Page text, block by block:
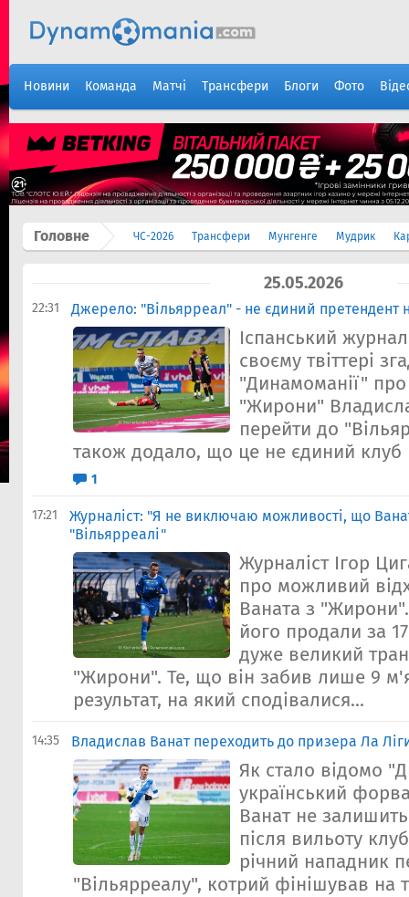
Новини Команда Матчі Трансфери Блоги Фото
Головне ЧС-2026 Трансфери Мунгенге Мудрик
25.05.2026
22:31 Джерело: "Вільярреал" - не єдиний претендент
Іспанський
своєму твіттері
"Динамоманії"
"Жирони"
перейти до
також додало, що це не єдиний клуб
1
17:21
Журналіст: "Я не виключаю можливості, що
"Вільярреалі"
Журналіст Ігор
про можливий
Ваната з
його продали за
дуже великий
"Жирони". Те, що він забив лише 9
результат, на який сподівалися...
14:35 Владислав Ванат переходить до призера Ла
Як стало відомо
український
Ванат не
після вильоту
річний нападник
"Вільярреалу", котрий фінішував на